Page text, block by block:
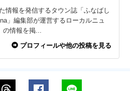
情報を発信するタウン誌「ふなばし
」編集部が運営するローカルニュ
の情報を掲...
プロフィールや他の投稿を見る